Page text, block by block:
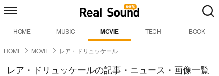
HOME MUSIC MOVIE TECH BOOK
HOME MOVIE レア・ドリュッケール
レア・ドリュッケールの記事・ニュース・画像一覧